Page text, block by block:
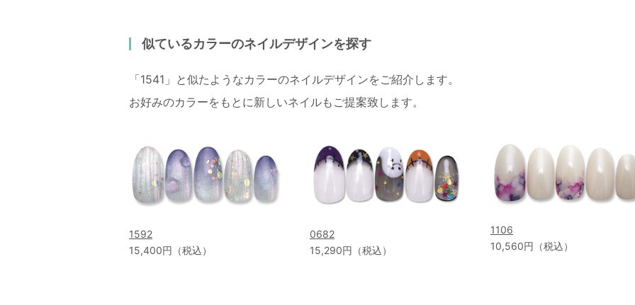
似ているカラーのネイルデザインを探す
「1541」と似たようなカラーのネイルデザインをご紹介します。
お好みのカラーをもとに新しいネイルもご提案致します。
1592
15,400円（税込）
0682
15,290円（税込）
1106
10,560円（税込）